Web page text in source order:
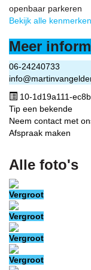
openbaar parkeren
Bekijk alle kenmerken
Meer
06-24240733
10-1d19a111-
Tip een bekende
Neem contact met
Afspraak maken
Alle foto's
Vergroot
Vergroot
Vergroot
Vergroot